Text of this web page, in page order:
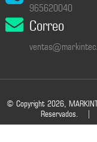
965620040
Correo
© Copyright 2026,
Reservados. |